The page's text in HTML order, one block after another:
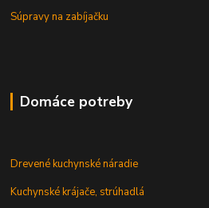
Súpravy na zabíjačku
Domáce potreby
Drevené kuchynské náradie
Kuchynské krájače, strúhadlá